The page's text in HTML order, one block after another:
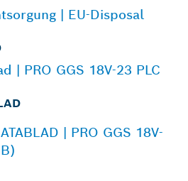
| EU-Disposal
| PRO GGS 18V-23 PLC
| PRO GGS 18V-